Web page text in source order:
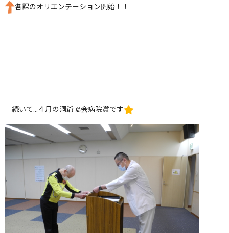
各課のオリエンテーション開始！！
続いて...４月の洞爺協会病院賞です